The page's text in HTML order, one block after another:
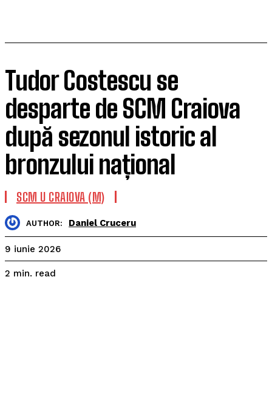
Tudor Costescu se
desparte de SCM Craiova
după sezonul istoric al
bronzului național
SCM U CRAIOVA (M)
AUTHOR: Daniel Cruceru
9 iunie 2026
2 min. read